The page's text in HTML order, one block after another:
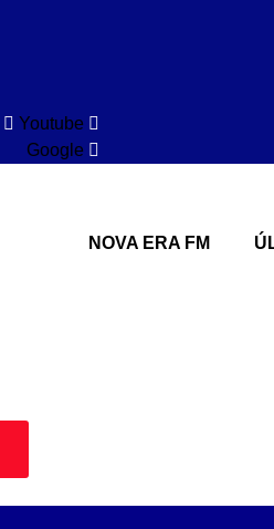
Youtube
Google
NOVA ERA FM